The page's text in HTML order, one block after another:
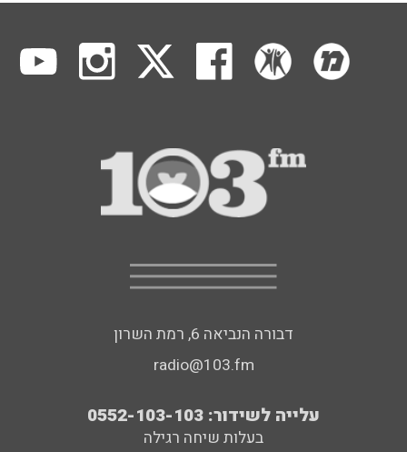
דבורה הנביאה 6, רמת השרון
radio@103.fm
עלייה לשידור: 0552-103-103
בעלות שיחה רגילה